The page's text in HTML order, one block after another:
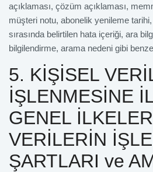
açıklaması, çözüm açıklaması,
müşteri notu, abonelik yenileme tarihi,
sırasında belirtilen hata içeriği, ara
bilgilendirme, arama nedeni gibi
5. KİŞİSEL
İŞLENMESİNE
GENEL
VERİLERİN
ŞARTLARI ve